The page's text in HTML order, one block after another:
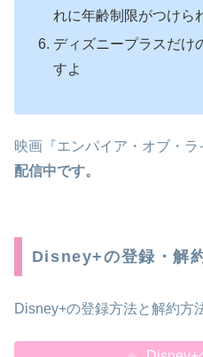
れに年齢制限がつけら
ディズニープラスだけ
すよ
映画『エンパイア・オブ・ラ
配信中です。
Disney+の登録・解
Disney+の登録方法と解約方